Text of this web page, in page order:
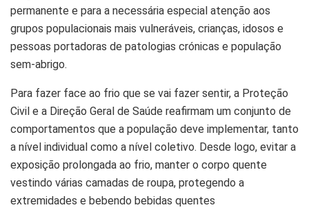
permanente e para a necessária especial atenção aos
grupos populacionais mais vulneráveis, crianças, idosos e
pessoas portadoras de patologias crónicas e população
sem-abrigo.
Para fazer face ao frio que se vai fazer sentir, a Proteção
Civil e a Direção Geral de Saúde reafirmam um conjunto de
comportamentos que a população deve implementar, tanto
a nível individual como a nível coletivo. Desde logo, evitar a
exposição prolongada ao frio, manter o corpo quente
vestindo várias camadas de roupa, protegendo a
extremidades e bebendo bebidas quentes